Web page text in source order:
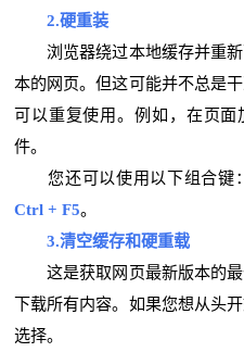
2.硬重装
浏览器绕过本地缓存并重新
本的网页。但这可能并不总是
可以重复使用。例如，在页面
件。
您还可以使用以下组合键：
Ctrl + F5。
3.清空缓存和硬重载
这是获取网页最新版本的最
下载所有内容。如果您想从头
选择。